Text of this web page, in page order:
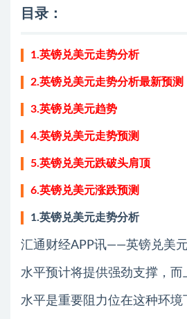
目录：
1.英镑兑美元走势分析
2.英镑兑美元走势分析最新预测
3.英镑兑美元趋势
4.英镑兑美元走势预测
5.英镑兑美元跌破头肩顶
6.英镑兑美元涨跌预测
1.英镑兑美元走势分析
汇通财经APP讯——英镑兑美
水平预计将提供强劲支撑，而
水平是重要阻力位在这种环